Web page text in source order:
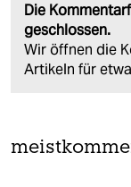
Die
geschlossen.
Wir öffnen die
Artikeln für